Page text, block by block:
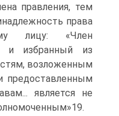
правления, тем
права
лицу: «Член
и избранный из
возложенным
предоставленным
является не